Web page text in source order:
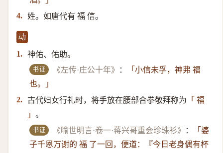
4. 姓。如唐代有 福 信。
动
1. 神佑、佑助。
书证 《左传·庄公十年》 ：
「小信未孚，神弗 福
也。」
2. 古代妇女行礼时，将手放在腰部合拳敬拜称为 「 福
」 。
书证 《喻世明言·卷一·蒋兴哥重会珍珠衫》 ：
「婆
子千恩万谢的 福 了一回，便道：『今日老身偶有杯